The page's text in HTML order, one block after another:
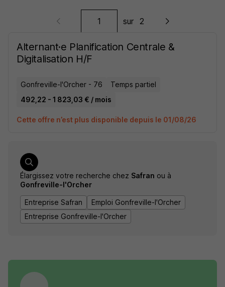
sur 2
Alternant·e Planification Centrale &
Digitalisation H/F
Gonfreville-l'Orcher - 76
Temps partiel
492,22 - 1 823,03 € / mois
Cette offre n’est plus disponible depuis le 01/08/26
Élargissez votre recherche chez Safran ou à
Gonfreville-l'Orcher
Entreprise Safran
Emploi Gonfreville-l'Orcher
Entreprise Gonfreville-l'Orcher